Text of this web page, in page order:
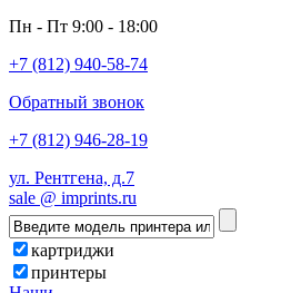
Пн - Пт 9:00 - 18:00
+7 (812) 940-58-74
Обратный звонок
+7 (812) 946-28-19
ул. Рентгена, д.7
sale @ imprints.ru
картриджи
принтеры